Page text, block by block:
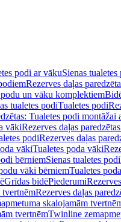
podi ar vākuSienas tualetes
Rezerves daļas
un vāku komplektiem
tualetes podiTualetes podi
Tualetes podi montāžai
vākiRezerves daļas
podiRezerves daļas
vākiTualetes poda vāki
bērniemSienas tualetes podi
vāki bērniemTualetes
Grīdas bidēPiederumi
tvertnēmRezerves daļas
skalojamām
tvertnēmTwinline